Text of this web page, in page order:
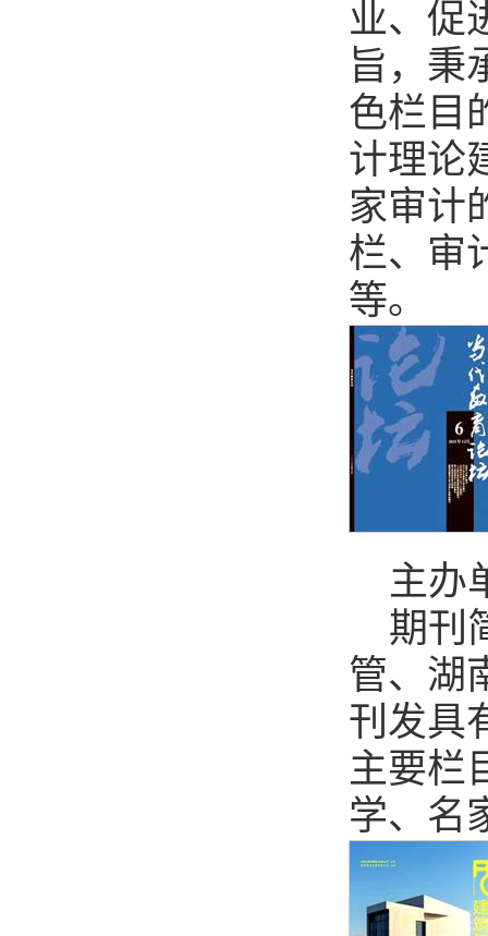
业、促
旨，秉
色栏目
计理论
家审计
栏、审
等。
主办
期刊
管、湖
刊发具
主要栏
学、名